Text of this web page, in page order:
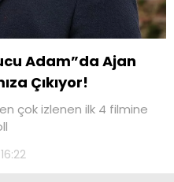
Adam”da Ajan
Çıkıyor!
en çok izlenen ilk 4 filmine